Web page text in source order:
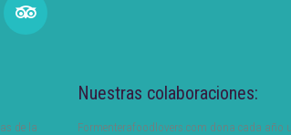
de la
Nuestras colaboraciones:
Formenterafoodlovers.com dona cada año